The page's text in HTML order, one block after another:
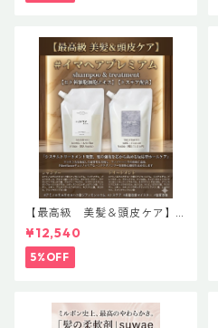
【最高級 美髪＆頭皮ケア】
＃イマヘアプレミアムshampo
o＆treatment【ヒト幹細胞細
胞エキス】【トステア配合】
¥12,540
5%OFF